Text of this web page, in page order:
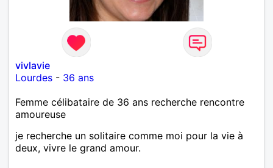
vivlavie
Lourdes - 36 ans
Femme célibataire de 36 ans recherche rencontre
amoureuse
je recherche un solitaire comme moi pour la vie à
deux, vivre le grand amour.